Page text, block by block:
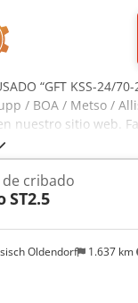
“GFT KSS-24/
/ BOA / Metso /
nuestro sitio web.
2 Año de
– Sistema de
listo para su uso.
Oldendorf 1.637 km
cribado
ST2.5